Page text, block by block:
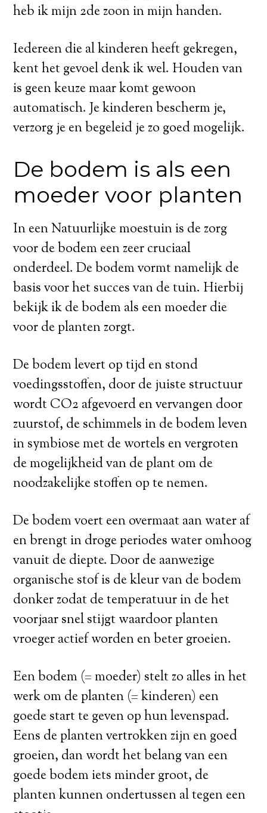
heb ik mijn 2de zoon in mijn handen.
Iedereen die al kinderen heeft gekregen,
kent het gevoel denk ik wel. Houden van
is geen keuze maar komt gewoon
automatisch. Je kinderen bescherm je,
verzorg je en begeleid je zo goed mogelijk.
De bodem is als een
moeder voor planten
In een Natuurlijke moestuin is de zorg
voor de bodem een zeer cruciaal
onderdeel. De bodem vormt namelijk de
basis voor het succes van de tuin. Hierbij
bekijk ik de bodem als een moeder die
voor de planten zorgt.
De bodem levert op tijd en stond
voedingsstoffen, door de juiste structuur
wordt CO2 afgevoerd en vervangen door
zuurstof, de schimmels in de bodem leven
in symbiose met de wortels en vergroten
de mogelijkheid van de plant om de
noodzakelijke stoffen op te nemen.
De bodem voert een overmaat aan water af
en brengt in droge periodes water omhoog
vanuit de diepte. Door de aanwezige
organische stof is de kleur van de bodem
donker zodat de temperatuur in de het
voorjaar snel stijgt waardoor planten
vroeger actief worden en beter groeien.
Een bodem (= moeder) stelt zo alles in het
werk om de planten (= kinderen) een
goede start te geven op hun levenspad.
Eens de planten vertrokken zijn en goed
groeien, dan wordt het belang van een
goede bodem iets minder groot, de
planten kunnen ondertussen al tegen een